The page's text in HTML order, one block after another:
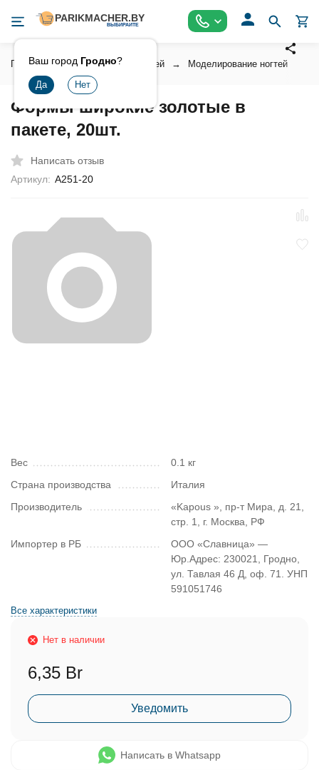
Ваш город Гродно?
Главная Косметика для ногтей Моделирование ногтей
Формы широкие золотые в
пакете, 20шт.
Написать отзыв
Артикул: А251-20
Вес
0.1 кг
Страна производства
Италия
Производитель
«Kapous », пр-т Мира, д. 21,
стр. 1, г. Москва, РФ
Импортер в РБ
ООО «Славница» —
Юр.Адрес: 230021, Гродно,
ул. Тавлая 46 Д, оф. 71. УНП
591051746
Все характеристики
Нет в наличии
6,35 Br
Уведомить
Написать в Whatsapp